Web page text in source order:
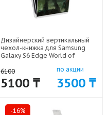
Дизайнерский вертикальный
чехол-книжка для Samsung
Galaxy S6 Edge World of
6100
5100 ₸
по акции
3500 ₸
-16%